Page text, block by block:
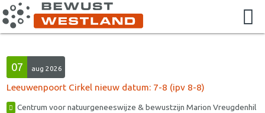
07 aug 2026
Leeuwenpoort Cirkel nieuw datum: 7-8 (ipv 8-8)
Centrum voor natuurgeneeswijze & bewustzijn Marion Vreugdenhil